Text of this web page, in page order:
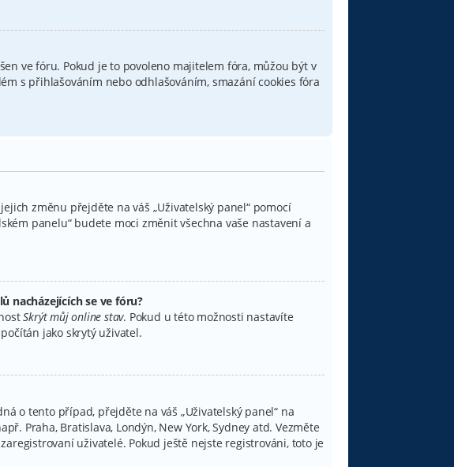
ve fóru. Pokud je to povoleno majitelem fóra, můžou být v
s přihlašováním nebo odhlašováním, smazání cookies fóra
změnu přejděte na váš „Uživatelský panel“ pomocí
panelu“ budete moci změnit všechna vaše nastavení a
nacházejících se ve fóru?
Skrýt můj online stav. Pokud u této možnosti nastavíte
jako skrytý uživatel.
o tento případ, přejděte na váš „Uživatelský panel“ na
Praha, Bratislava, Londýn, New York, Sydney atd. Vezměte
uživatelé. Pokud ještě nejste registrováni, toto je